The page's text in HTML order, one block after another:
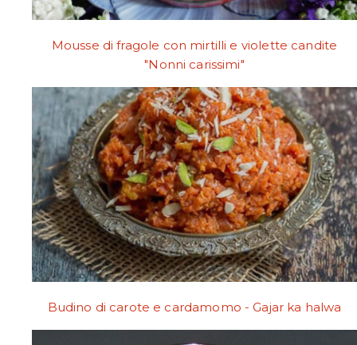
Mousse di fragole con mirtilli e violette candite
"Nonni carissimi"
Budino di carote e cardamomo - Gajar ka halwa